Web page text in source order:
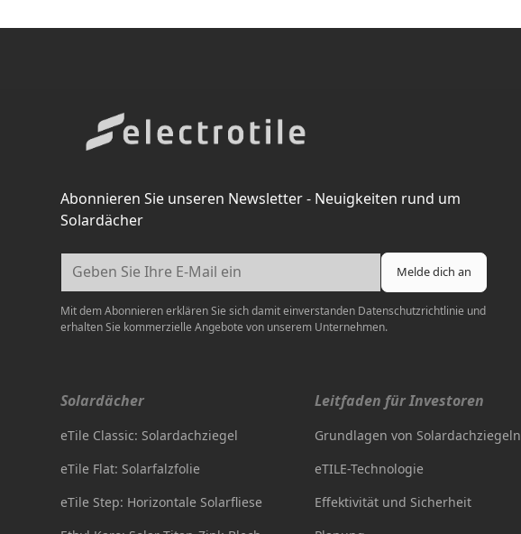
Abonnieren Sie unseren Newsletter - Neuigkeiten rund um
Solardächer
Mit dem Abonnieren erklären Sie sich damit einverstanden Datenschutzrichtlinie und
erhalten Sie kommerzielle Angebote von unserem Unternehmen.
Solardächer
eTile Classic: Solardachziegel
eTile Flat: Solarfalzfolie
eTile Step: Horizontale Solarfliese
Leitfaden für Investoren
Grundlagen von Solardachziegeln
eTILE-Technologie
Effektivität und Sicherheit